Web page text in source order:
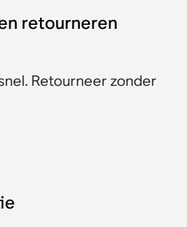
retourneren
Retourneer zonder